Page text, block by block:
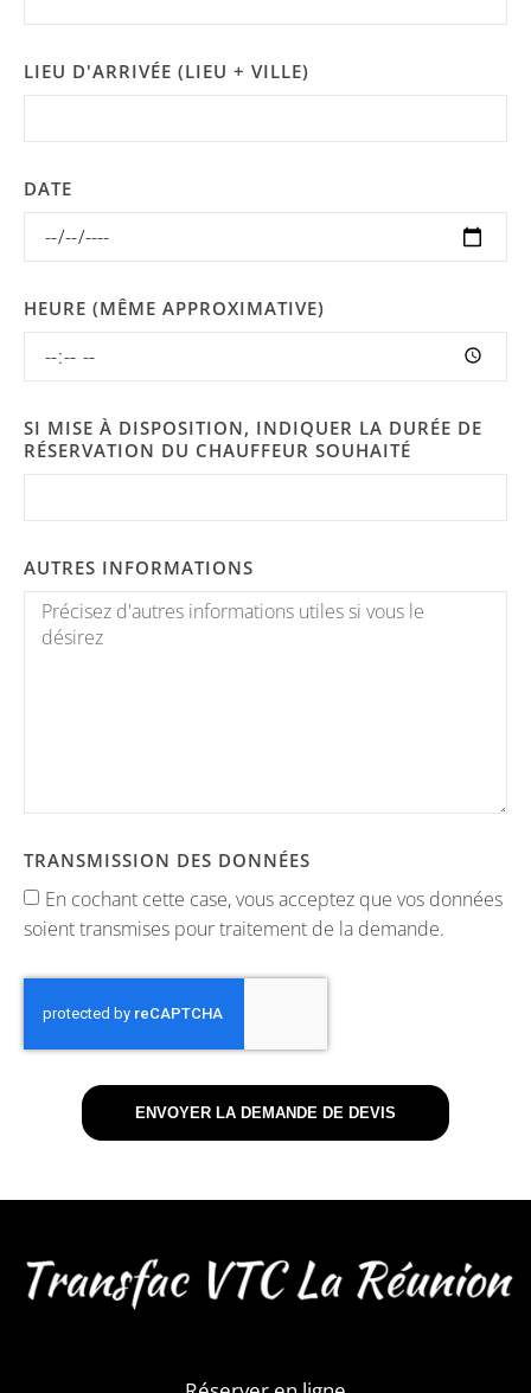
LIEU D'ARRIVÉE (LIEU + VILLE)
DATE
HEURE (MÊME APPROXIMATIVE)
SI MISE À DISPOSITION, INDIQUER LA DURÉE DE
RÉSERVATION DU CHAUFFEUR SOUHAITÉ
AUTRES INFORMATIONS
TRANSMISSION DES DONNÉES
En cochant cette case, vous acceptez que vos données
soient transmises pour traitement de la demande.
ENVOYER LA DEMANDE DE DEVIS